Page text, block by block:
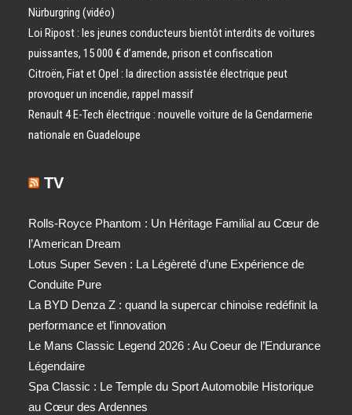
Nürburgring (vidéo)
Loi Ripost : les jeunes conducteurs bientôt interdits de voitures
puissantes, 15 000 € d’amende, prison et confiscation
Citroën, Fiat et Opel : la direction assistée électrique peut
provoquer un incendie, rappel massif
Renault 4 E-Tech électrique : nouvelle voiture de la Gendarmerie
nationale en Guadeloupe
TV
Rolls-Royce Phantom : Un Héritage Familial au Cœur de
l’American Dream
Lotus Super Seven : La Légèreté d’une Expérience de
Conduite Pure
La BYD Denza Z : quand la supercar chinoise redéfinit la
performance et l’innovation
Le Mans Classic Legend 2026 : Au Coeur de l’Endurance
Légendaire
Spa Classic : Le Temple du Sport Automobile Historique
au Cœur des Ardennes